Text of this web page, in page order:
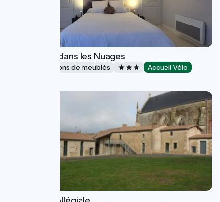
Gîte la Tête dans les Nuages
Gîtes et locations de meublés Accueil Vélo